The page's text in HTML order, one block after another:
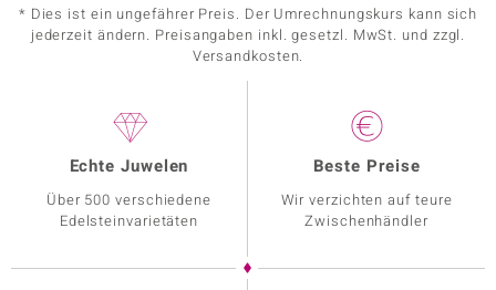
* Dies ist ein ungefährer Preis. Der Umrechnungskurs kann sich
jederzeit ändern. Preisangaben inkl. gesetzl. MwSt. und zzgl.
Versandkosten.
Echte Juwelen
Über 500 verschiedene
Edelsteinvarietäten
Beste Preise
Wir verzichten auf teure
Zwischenhändler